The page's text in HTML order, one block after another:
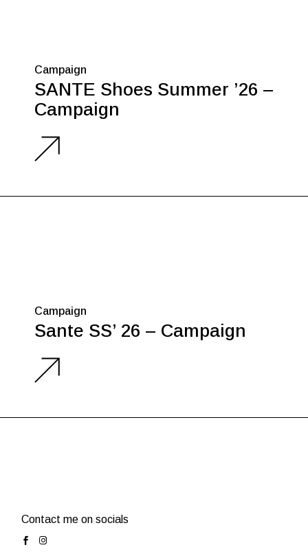
Campaign
SANTE Shoes Summer ’26 –
Campaign
Campaign
Sante SS’ 26 – Campaign
Contact me on socials